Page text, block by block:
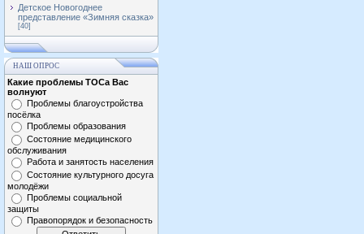
Детское Новогоднее
представление «Зимняя сказка»
[40]
НАШ ОПРОС
Какие проблемы ТОСа Вас
волнуют
Проблемы благоустройства
посёлка
Проблемы образования
Состояние медицинского
обслуживания
Работа и занятость населения
Состояние культурного досуга
молодёжи
Проблемы социальной
защиты
Правопорядок и безопасность